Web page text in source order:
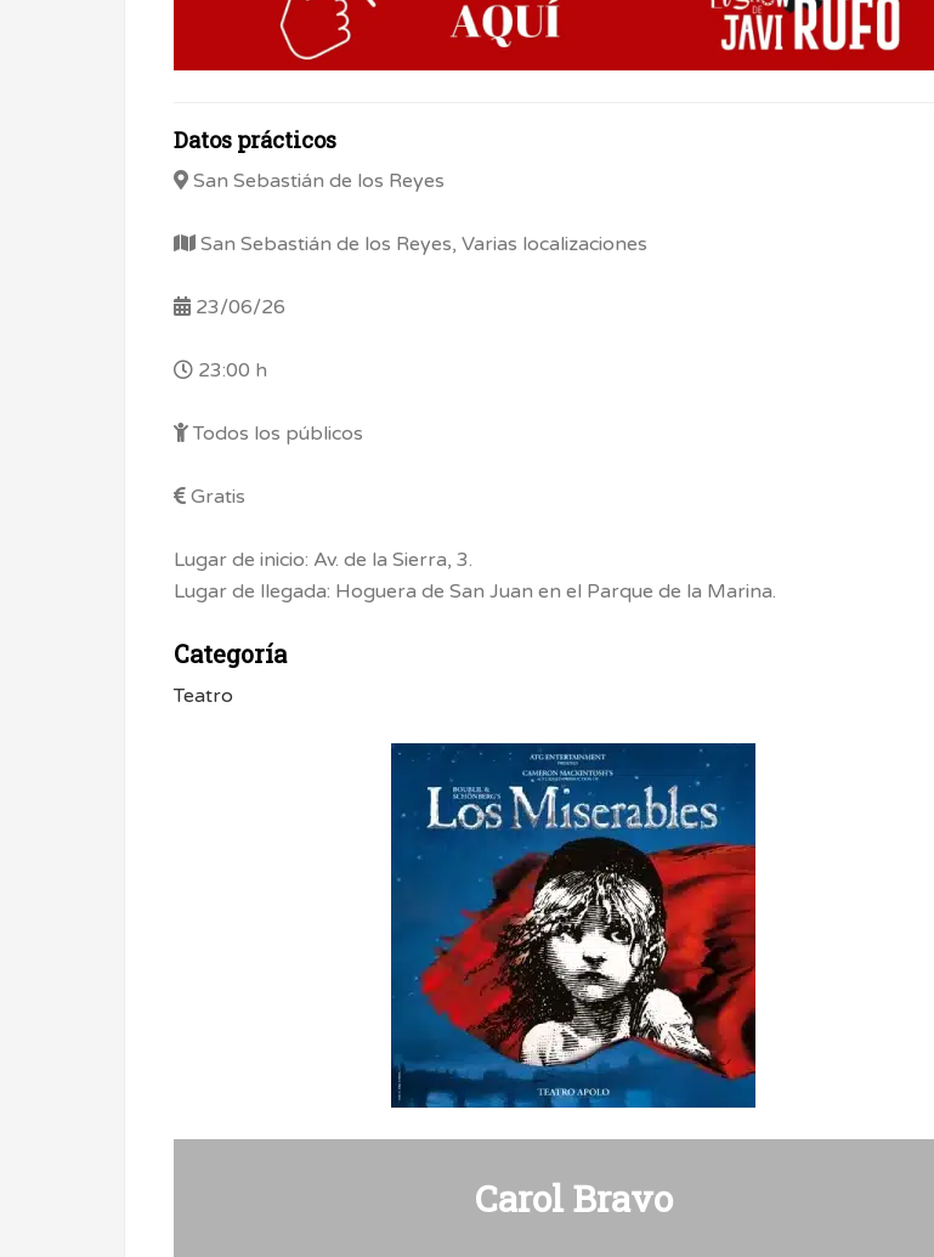
Datos prácticos
San Sebastián de los Reyes
San Sebastián de los Reyes, Varias localizaciones
23/06/26
23:00 h
Todos los públicos
Gratis
Lugar de inicio: Av. de la Sierra, 3.
Lugar de llegada: Hoguera de San Juan en el Parque de la Marina.
Categoría
Teatro
Carol Bravo